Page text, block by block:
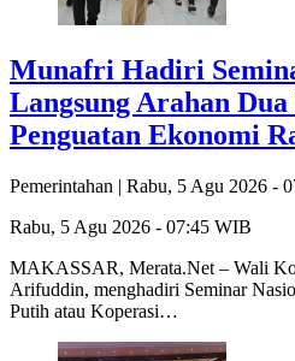
Munafri Hadiri
Langsung Arahan
Penguatan Ekonomi
Pemerintahan | Rabu, 5 Agu 2026 -
Rabu, 5 Agu 2026 - 07:45 WIB
MAKASSAR, Merata.Net – Wali
Arifuddin, menghadiri Seminar
Putih atau Koperasi…